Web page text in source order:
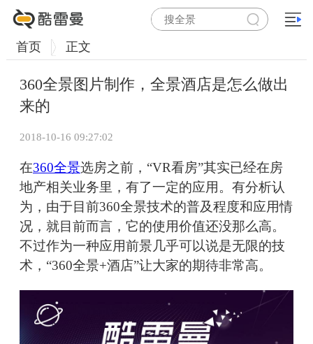
首页 正文
360全景图片制作，全景酒店是怎么做出
来的
2018-10-16 09:27:02
在360全景选房之前，“VR看房”其实已经在房
地产相关业务里，有了一定的应用。有分析认
为，由于目前360全景技术的普及程度和应用情
况，就目前而言，它的使用价值还没那么高。
不过作为一种应用前景几乎可以说是无限的技
术，“360全景+酒店”让大家的期待非常高。